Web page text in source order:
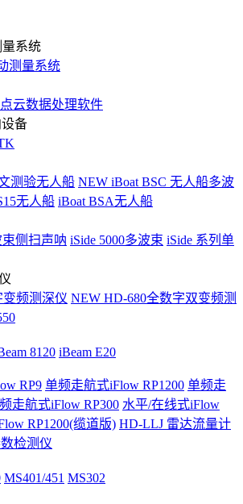
系统
测量系统
云数据处理软件
备
测验无人船 NEW iBoat BSC 无人船多波
无人船 iBoat BSA无人船
束侧扫声呐 iSide 5000多波束 iSide 系列单
频测深仪 NEW HD-680全数字双变频测
8120 iBeam E20
RP9 单频走航式iFlow RP1200 单频走
走航式iFlow RP300 水平/在线式iFlow
RP1200(缆道版) HD-LLJ 雷达流量计
检测仪
MS401/451 MS302